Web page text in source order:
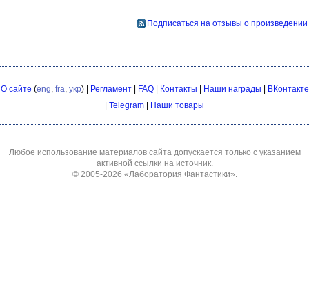
Подписаться на отзывы о произведении
О сайте (eng fra укр) | Регламент| FAQ| Контакты | Наши награды | ВКонтакте
| Telegram | Наши товары
Любое использование материалов сайта допускается только с указанием
активной ссылки на источник.
© 2005-2026 «Лаборатория Фантастики»